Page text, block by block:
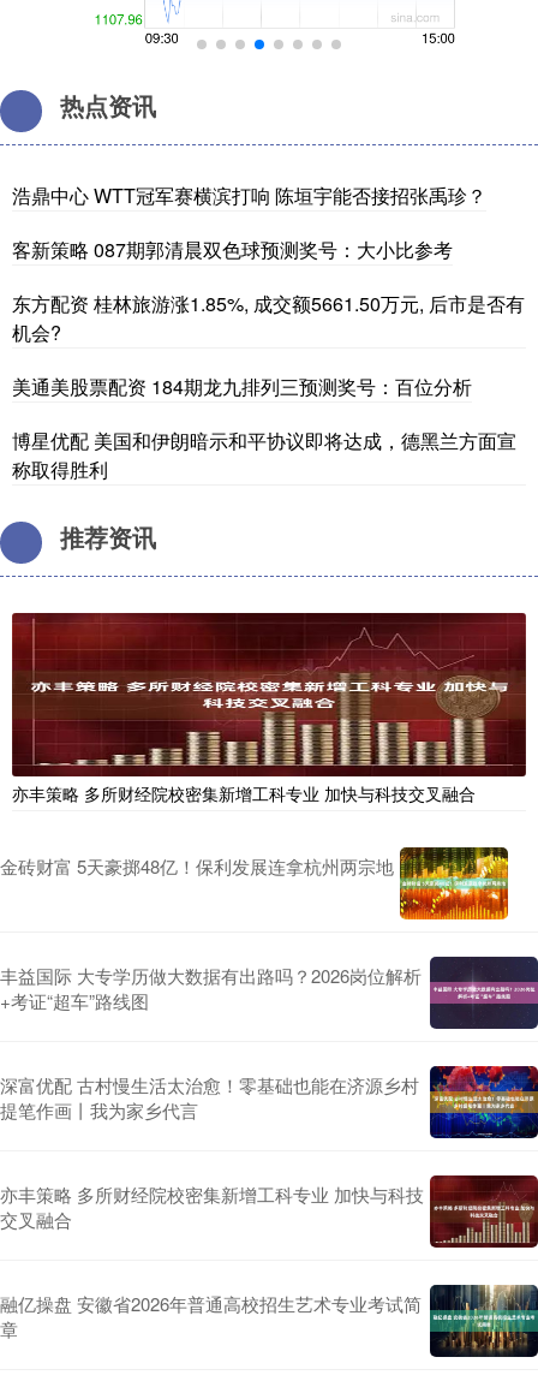
热点资讯
浩鼎中心 WTT冠军赛横滨打响 陈垣宇能否接招张禹珍？
客新策略 087期郭清晨双色球预测奖号：大小比参考
东方配资 桂林旅游涨1.85%, 成交额5661.50万元, 后市是否有
机会?
美通美股票配资 184期龙九排列三预测奖号：百位分析
博星优配 美国和伊朗暗示和平协议即将达成，德黑兰方面宣
称取得胜利
推荐资讯
亦丰策略 多所财经院校密集新增工科专业 加快与科技交叉融合
金砖财富 5天豪掷48亿！保利发展连拿杭州两宗地
丰益国际 大专学历做大数据有出路吗？2026岗位解析
+考证“超车”路线图
深富优配 古村慢生活太治愈！零基础也能在济源乡村
提笔作画丨我为家乡代言
亦丰策略 多所财经院校密集新增工科专业 加快与科技
交叉融合
融亿操盘 安徽省2026年普通高校招生艺术专业考试简
章